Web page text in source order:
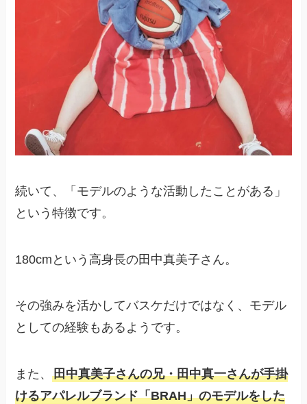
続いて、「モデルのような活動したことがある」
という特徴です。
180cmという高身長の田中真美子さん。
その強みを活かしてバスケだけではなく、モデル
としての経験もあるようです。
また、田中真美子さんの兄・田中真一さんが手掛
けるアパレルブランド「BRAH」のモデルをした